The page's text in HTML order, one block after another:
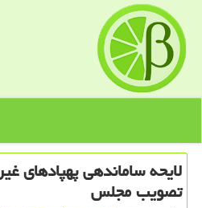
لایحه ساماندهی پهپادهای
تصویب مجلس